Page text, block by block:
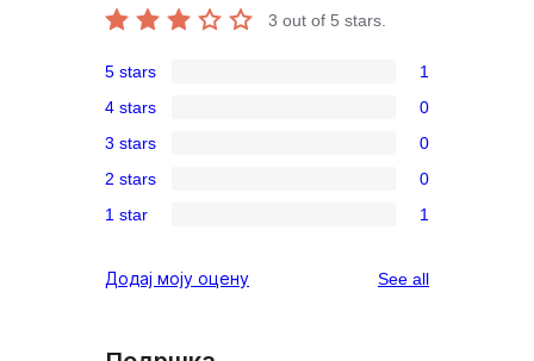
3 out of 5 stars.
5-
star
review
5 stars 1
4-
star
reviews
4 stars 0
3-
star
3 stars 0
2-
reviews
2 stars 0
star
1 star 1
Додај моју оцену See allreviews